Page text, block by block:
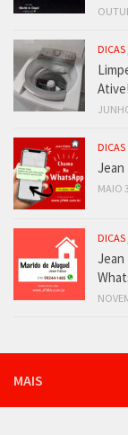
DICAS
Ative!
DICAS
Jean
MAIO
DICAS
Jean
MAIS